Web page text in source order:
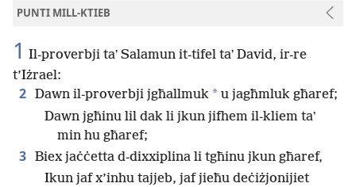
PUNTI MILL-KTIEB
1 Il-proverbji taʼ Salamun it-tifel taʼ David, ir-re
t’Iżrael:
2 Dawn il-proverbji jgħallmuk * u jagħmluk għaref;
Dawn jgħinu lil dak li jkun jifhem il-kliem taʼ
min hu għaref;
3 Biex jaċċetta d-dixxiplina li tgħinu jkun għaref,
Ikun jaf x’inhu tajjeb, jaf jieħu deċiżjonijiet